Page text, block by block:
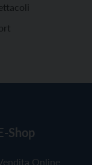
Shop
Online